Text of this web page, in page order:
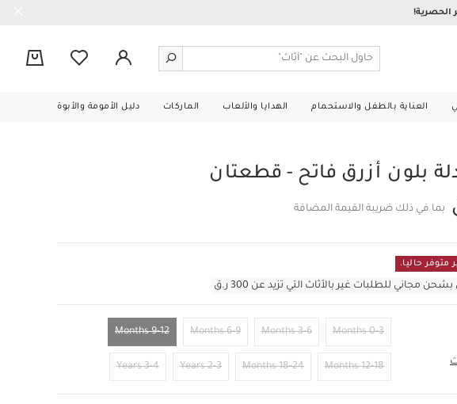
الحصرية!
العناية بالطفل والاستحمام الهدايا والألعاب الماركات دليل الأمومة والأبوة
بلون أزرق فاتح - قطعتان
بما في ذلك ضريبة القيمة المضافة
متوفر حاليا.
مجاني للطلبات غير بالأثاث التي تزيد عن 300 ر.ق
0-3 Months
3-6 Months
6-9 Months
9-12 Months
12-18 Months
18-24 Months
2-3 Years
3-4 Years